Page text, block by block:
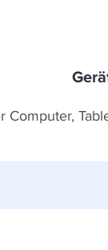
Computer,